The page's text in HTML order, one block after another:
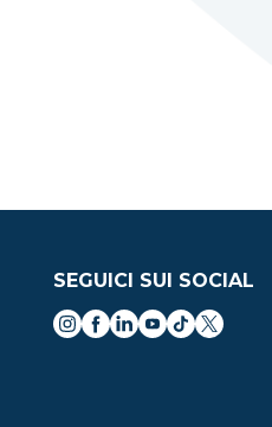
SEGUICI SUI SOCIAL